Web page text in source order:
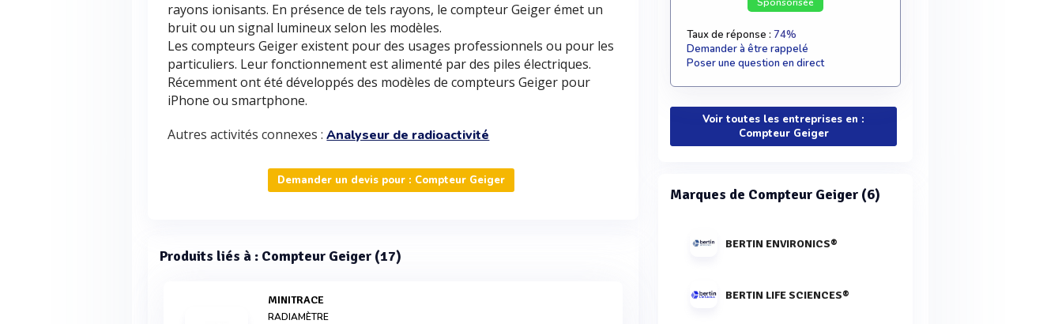
rayons ionisants. En présence de tels rayons, le compteur Geiger émet un
bruit ou un signal lumineux selon les modèles.
Les compteurs Geiger existent pour des usages professionnels ou pour les
particuliers. Leur fonctionnement est alimenté par des piles électriques.
Récemment ont été développés des modèles de compteurs Geiger pour
iPhone ou smartphone.
Autres activités connexes :Analyseur de radioactivité
Demander un devis pour : Compteur Geiger
Produits liés à : Compteur Geiger (17)
MINITRACE
RADIAMÈTRE
Taux de réponse : 74%
Demander à être rappelé
Poser une question en direct
Voir toutes les entreprises en :
Compteur Geiger
Marques de Compteur Geiger (6)
BERTIN ENVIRONICS®
BERTIN LIFE SCIENCES®